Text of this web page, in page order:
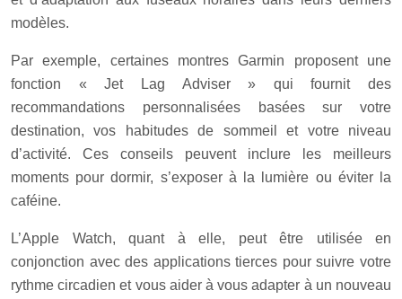
modèles.
Par exemple, certaines montres Garmin proposent une
fonction « Jet Lag Adviser » qui fournit des
recommandations personnalisées basées sur votre
destination, vos habitudes de sommeil et votre niveau
d’activité. Ces conseils peuvent inclure les meilleurs
moments pour dormir, s’exposer à la lumière ou éviter la
caféine.
L’Apple Watch, quant à elle, peut être utilisée en
conjonction avec des applications tierces pour suivre votre
rythme circadien et vous aider à vous adapter à un nouveau